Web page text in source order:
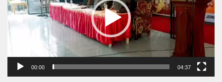
00:00 04:37